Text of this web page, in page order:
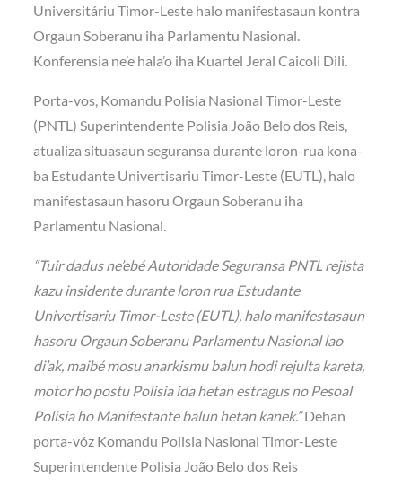
Universitáriu Timor-Leste halo manifestasaun kontra
Orgaun Soberanu iha Parlamentu Nasional.
Konferensia ne’e hala’o iha Kuartel Jeral Caicoli Dili.
Porta-vos, Komandu Polisia Nasional Timor-Leste
(PNTL) Superintendente Polisia João Belo dos Reis,
atualiza situasaun seguransa durante loron-rua kona-
ba Estudante Univertisariu Timor-Leste (EUTL), halo
manifestasaun hasoru Orgaun Soberanu iha
Parlamentu Nasional.
“Tuir dadus ne’ebé Autoridade Seguransa PNTL rejista
kazu insidente durante loron rua Estudante
Univertisariu Timor-Leste (EUTL), halo manifestasaun
hasoru Orgaun Soberanu Parlamentu Nasional lao
di’ak, maibé mosu anarkismu balun hodi rejulta kareta,
motor ho postu Polisia ida hetan estragus no Pesoal
Polisia ho Manifestante balun hetan kanek.”Dehan
porta-vóz Komandu Polisia Nasional Timor-Leste
Superintendente Polisia João Belo dos Reis